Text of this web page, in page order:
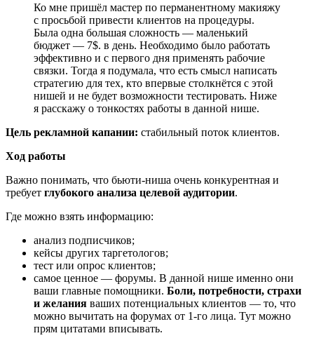
Ко мне пришёл мастер по перманентному макияжу
с просьбой привести клиентов на процедуры.
Была одна большая сложность — маленький
бюджет — 7$. в день. Необходимо было работать
эффективно и с первого дня применять рабочие
связки. Тогда я подумала, что есть смысл написать
стратегию для тех, кто впервые столкнётся с этой
нишей и не будет возможности тестировать. Ниже
я расскажу о тонкостях работы в данной нише.
Цель рекламной капании: стабильный поток клиентов.
Ход работы
Важно понимать, что бьюти-ниша очень конкурентная и
требует глубокого анализа целевой аудитории.
Где можно взять информацию:
анализ подписчиков;
кейсы других таргетологов;
тест или опрос клиентов;
самое ценное — форумы. В данной нише именно они
ваши главные помощники. Боли, потребности, страхи
и желания ваших потенциальных клиентов — то, что
можно вычитать на форумах от 1-го лица. Тут можно
прям цитатами вписывать.